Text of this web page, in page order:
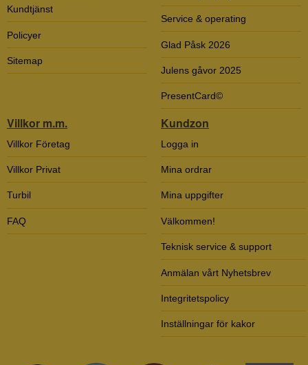
Kundtjänst
Policyer
Sitemap
Service & operating
Glad Påsk 2026
Julens gåvor 2025
PresentCard©
Villkor m.m.
Villkor Företag
Villkor Privat
Turbil
FAQ
Kundzon
Logga in
Mina ordrar
Mina uppgifter
Välkommen!
Teknisk service & support
Anmälan vårt Nyhetsbrev
Integritetspolicy
Inställningar för kakor